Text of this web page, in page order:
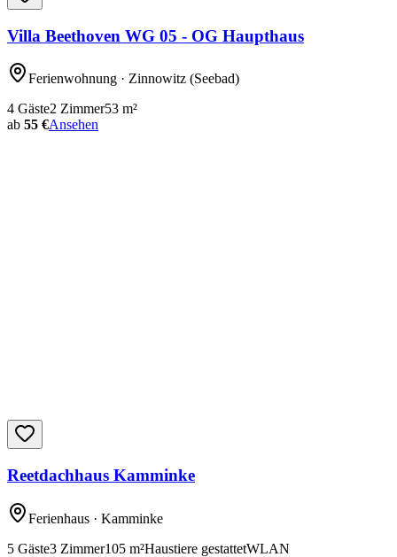
Villa Beethoven WG 05 - OG Haupthaus
Ferienwohnung · Zinnowitz (Seebad)
4 Gäste2 Zimmer53 m²
ab 55 €Ansehen
Reetdachhaus Kamminke
Ferienhaus · Kamminke
5 Gäste3 Zimmer105 m²Haustiere gestattetWLAN